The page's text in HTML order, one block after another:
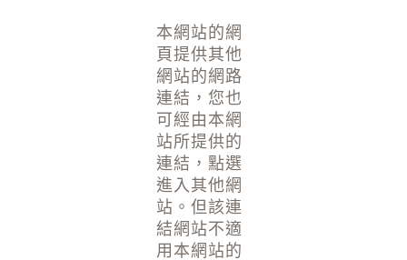
本網站的網
頁提供其他
網站的網路
連結，您也
可經由本網
站所提供的
連結，點選
進入其他網
站。但該連
結網站不適
用本網站的